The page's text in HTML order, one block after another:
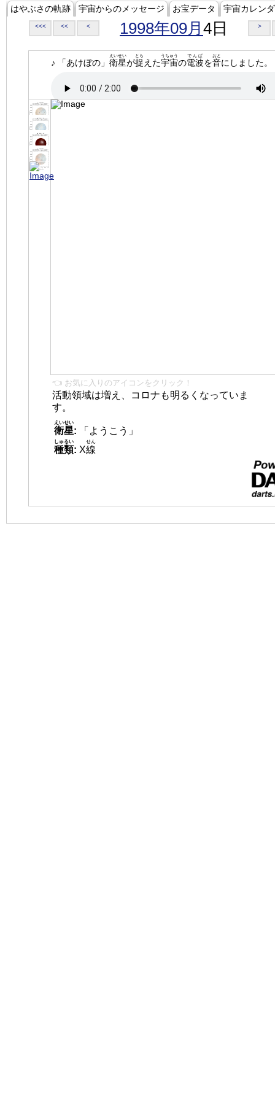
はやぶさの軌跡 宇宙からのメッセージ お宝データ 宇宙カレン
<<< << < 1998年09月 4日 >
♪ 「あけぼの」 衛星
えいせい
が捉
とら
えた宇宙
うちゅう
の電波
でんぱ
を音
おと
にしました。
👈 お気に入りのアイコンをクリック！
活動領域は増え、コロナも明るくなっていま
す。
衛星
えいせい
:
「ようこう」
種類
しゅるい
: X線
せん